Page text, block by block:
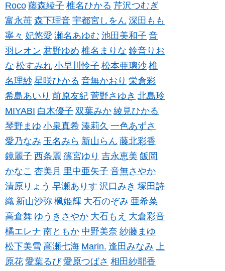
Roco 藤森綾子 椎名ひかる 芹沢つむぎ
富永苺 森下理音 宇都宮しをん 深田もも
寧々 妃悠愛 瀬名あゆむ 池田美和子 音
羽レオン 君野ゆめ 椎名まりな 鈴音りお
な 松すみれ 小早川怜子 松本亜璃沙 椎
名理紗 星咲ひかる 音無かおり 栄倉彩
希島あいり 前原友紀 菅野さゆき 北島玲
MIYABI 白木優子 双葉みか 綾見ひかる
琴野まゆ 小泉真希 湊莉久 一色あずさ
愛乃なみ 玉名みら 新山らん 藤北彩香
鏡麗子 西条麗 篠宮ゆり 吉永恵美 飯岡
かなこ 杏美月 里中亜矢子 音無さやか
清原りょう 早瀬ありす 沢口みき 塚田詩
織 新山沙弥 楓姫輝 大石のぞみ 亜希菜
高倉舞 ゆうきさやか 大石もえ 大倉彩音
橘エレナ 南ともか 中野美奈 紗藤まゆ
松下美雪 高瀬七海 Marin. 逢田みなみ 上
原花 愛葉るび 愛原つばさ 相田紗耶香